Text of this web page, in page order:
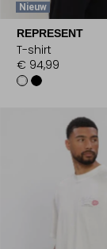
Nieuw
REPRESENT
T-shirt
€ 94,99